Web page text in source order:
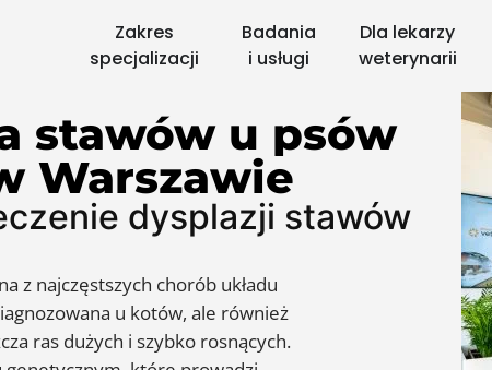
Zakres
specjalizacji
Badania
i usługi
Dla lekarzy
weterynarii
stawów u psów
Warszawie
dysplazji stawów
z najczęstszych chorób układu
u kotów, ale również
ras dużych i szybko rosnących.